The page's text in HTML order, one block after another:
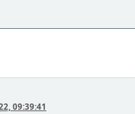
09:39:41